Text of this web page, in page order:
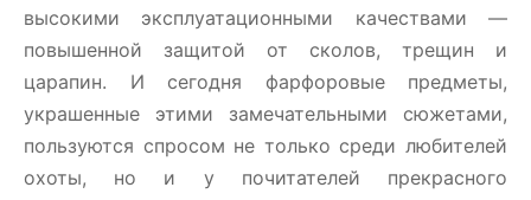
высокими эксплуатационными качествами —
повышенной защитой от сколов, трещин и
царапин. И сегодня фарфоровые предметы,
украшенные этими замечательными сюжетами,
пользуются спросом не только среди любителей
охоты, но и у почитателей прекрасного